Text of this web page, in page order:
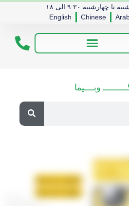
۹:۳۰ الی ۱۸
Chinese
English
وبــــیما